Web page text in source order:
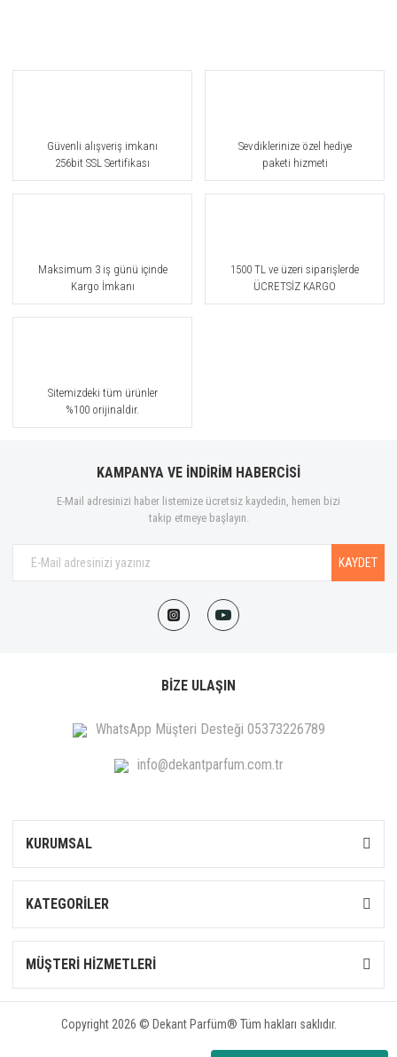
Güvenli alışveriş imkanı
256bit SSL Sertifikası
Sevdiklerinize özel hediye
paketi hizmeti
Maksimum 3 iş günü içinde
Kargo İmkanı
1500 TL ve üzeri siparişlerde
ÜCRETSİZ KARGO
Sitemizdeki tüm ürünler
%100 orijinaldir.
KAMPANYA VE İNDİRİM HABERCİSİ
E-Mail adresinizi haber listemize ücretsiz kaydedin, hemen bizi
takip etmeye başlayın.
KAYDET
BİZE ULAŞIN
WhatsApp Müşteri Desteği 05373226789
info@dekantparfum.com.tr
KURUMSAL
KATEGORİLER
MÜŞTERİ HİZMETLERİ
Copyright 2026 © Dekant Parfüm® Tüm hakları saklıdır.